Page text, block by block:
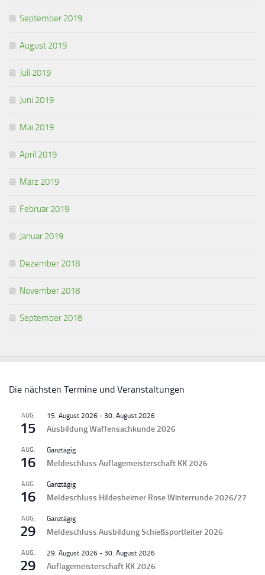
September 2019
August 2019
Juli 2019
Juni 2019
Mai 2019
April 2019
März 2019
Februar 2019
Januar 2019
Dezember 2018
November 2018
September 2018
Die nächsten Termine und Veranstaltungen
AUG.
15
15. August 2026 - 30. August 2026
Ausbildung Waffensachkunde 2026
AUG.
16
Ganztägig
Meldeschluss Auflagemeisterschaft KK 2026
AUG.
16
Ganztägig
Meldeschluss Hildesheimer Rose Winterrunde 2026/27
AUG.
29
Ganztägig
Meldeschluss Ausbildung Schießsportleiter 2026
AUG.
29
29. August 2026 - 30. August 2026
Auflagemeisterschaft KK 2026